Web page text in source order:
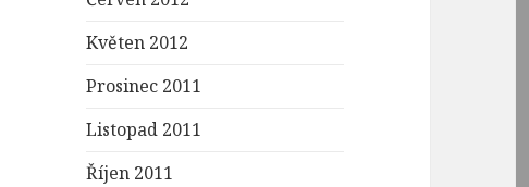
Květen 2012
Prosinec 2011
Listopad 2011
Říjen 2011